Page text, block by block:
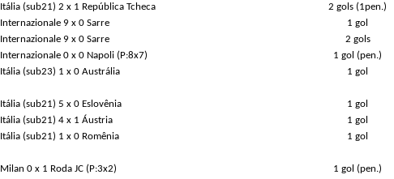
Itália (sub21) 2 x 1 República Tcheca
Internazionale 9 x 0 Sarre
Internazionale 9 x 0 Sarre
Internazionale 0 x 0 Napoli (P:8x7)
Itália (sub23) 1 x 0 Austrália
Itália (sub21) 5 x 0 Eslovênia
Itália (sub21) 4 x 1 Áustria
Itália (sub21) 1 x 0 Romênia
Milan 0 x 1 Roda JC (P:3x2)
2 gols (1pen.)
1 gol
2 gols
1 gol (pen.)
1 gol
1 gol
1 gol
1 gol
1 gol (pen.)